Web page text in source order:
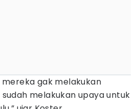
gak melakukan
melakukan upaya untuk